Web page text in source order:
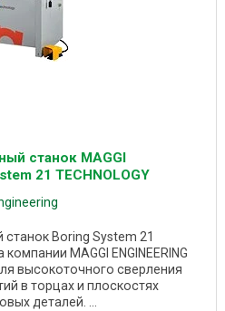
станок MAGGI
21 TECHNOLOGY
Boring System 21
MAGGI ENGINEERING
высокоточного сверления
в торцах и плоскостях
деталей. ...